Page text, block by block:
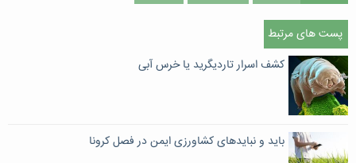
پست های مرتبط
کشف اسرار تاردیگرید یا خرس آبی
باید و نبایدهای کشاورزی ایمن در فصل کرونا